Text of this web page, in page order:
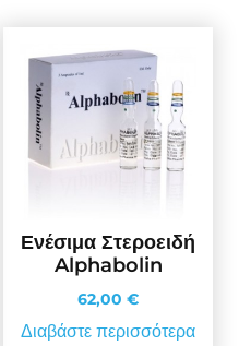
Ενέσιμα Στεροειδή
Alphabolin
62,00 €
Διαβάστε περισσότερα